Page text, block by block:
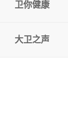
卫你健康
大卫之声